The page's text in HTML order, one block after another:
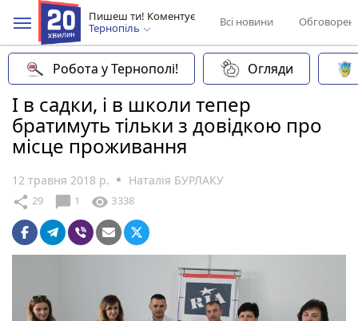
Пишеш ти! Коментує
Тернопіль
Всі новини
Робота у Тернополі! Огляди
І в садки, і в школи тепер
братимуть тільки з довідкою про
місце проживання
12 травня 2018 р. Наталія БУРЛАКУ
share 29 chat_bubble 1 visibility 3338